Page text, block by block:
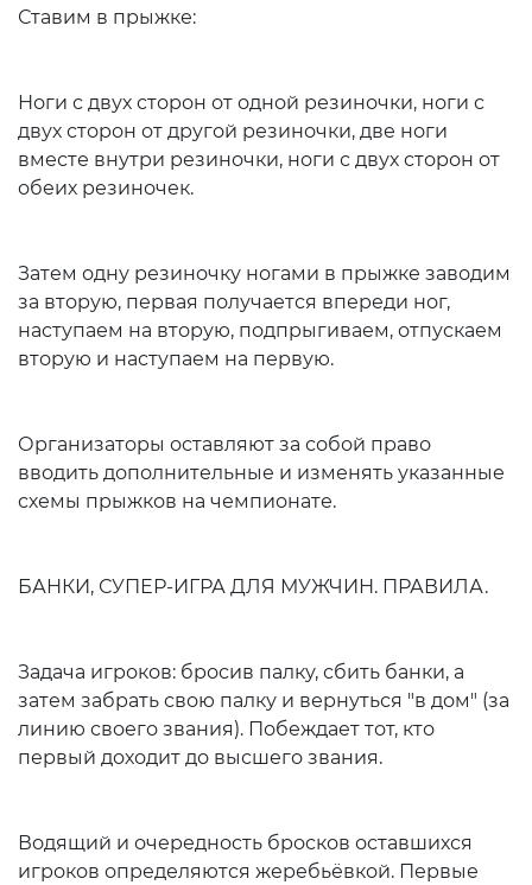
Ставим в прыжке:
Ноги с двух сторон от одной резиночки, ноги с
двух сторон от другой резиночки, две ноги
вместе внутри резиночки, ноги с двух сторон от
обеих резиночек.
Затем одну резиночку ногами в прыжке заводим
за вторую, первая получается впереди ног,
наступаем на вторую, подпрыгиваем, отпускаем
вторую и наступаем на первую.
Организаторы оставляют за собой право
вводить дополнительные и изменять указанные
схемы прыжков на чемпионате.
БАНКИ, СУПЕР-ИГРА ДЛЯ МУЖЧИН. ПРАВИЛА.
Задача игроков: бросив палку, сбить банки, а
затем забрать свою палку и вернуться "в дом" (за
линию своего звания). Побеждает тот, кто
первый доходит до высшего звания.
Водящий и очередность бросков оставшихся
игроков определяются жеребьёвкой. Первые